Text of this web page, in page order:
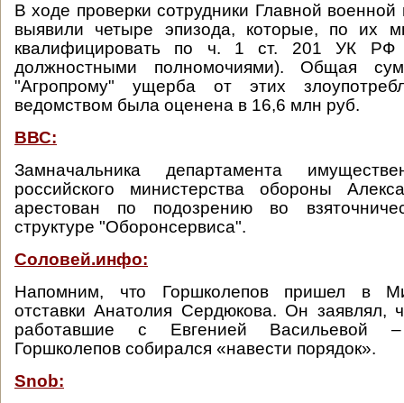
В ходе проверки сотрудники Главной
выявили четыре эпизода, которые, по их
квалифицировать по ч. 1 ст. 201 УК РФ
должностными полномочиями). Общая
"Агропрому" ущерба от этих
ведомством была оценена в 16,6 млн руб.
ВВС:
Замначальника департамента
российского министерства обороны
арестован по подозрению во
структуре "Оборонсервиса".
Соловей.инфо:
Напомним, что Горшколепов пришел в
отставки Анатолия Сердюкова. Он заявлял,
работавшие с Евгенией Васильевой –
Горшколепов собирался «навести порядок».
Snob: